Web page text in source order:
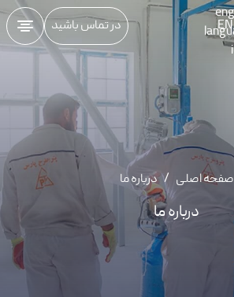
EN در تماس باشید
صفحه اصلی / درباره ما
درباره ما